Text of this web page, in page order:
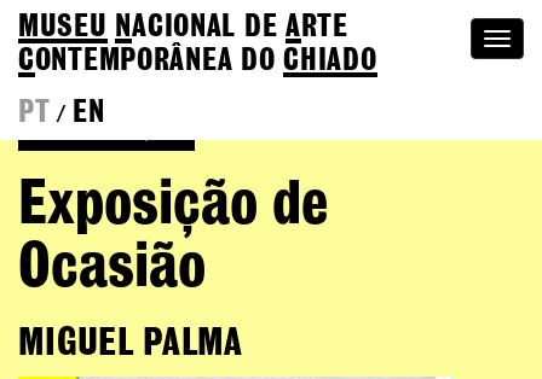
MUSEU NACIONAL DEA RTE
CONTEMPORÂNEA DOCHIADO
PT
/ EN
Exposição de
Ocasião
MIGUEL PALMA